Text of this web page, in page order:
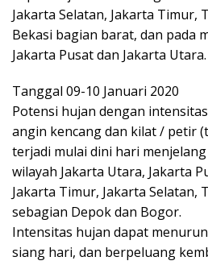
Jakarta Selatan, Jakarta Timur,
Bekasi bagian barat, dan pada
Jakarta Pusat dan Jakarta Utara.
Tanggal 09-10 Januari 2020
Potensi hujan dengan
angin kencang dan kilat / petir
terjadi mulai dini hari
wilayah Jakarta Utara, Jakarta
Jakarta Timur, Jakarta Selatan,
sebagian Depok dan Bogor.
Intensitas hujan dapat
siang hari, dan berpeluang